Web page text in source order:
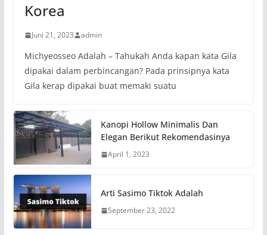
Korea
Juni 21, 2023 admin
Michyeosseo Adalah – Tahukah Anda kapan kata Gila
dipakai dalam perbincangan? Pada prinsipnya kata
Gila kerap dipakai buat memaki suatu
Kanopi Hollow Minimalis Dan
Elegan Berikut Rekomendasinya
April 1, 2023
Arti Sasimo Tiktok Adalah
September 23, 2022